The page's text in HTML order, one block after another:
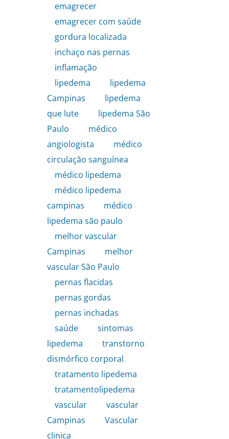
emagrecer
emagrecer com saúde
gordura localizada
inchaço nas pernas
inflamação
lipedema
lipedema
Campinas
lipedema
que lute
lipedema São
Paulo
médico
angiologista
médico
circulação sanguínea
médico lipedema
médico lipedema
campinas
médico
lipedema são paulo
melhor vascular
Campinas
melhor
vascular São Paulo
pernas flacidas
pernas gordas
pernas inchadas
saúde
sintomas
lipedema
transtorno
dismórfico corporal
tratamento lipedema
tratamentolipedema
vascular
vascular
Campinas
Vascular
clinica